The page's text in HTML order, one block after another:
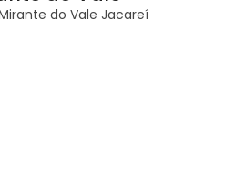
do Vale Jacareí